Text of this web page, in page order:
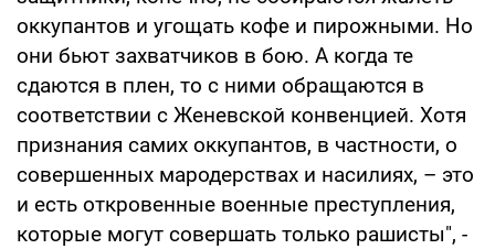
оккупантов и угощать кофе и пирожными. Но
они бьют захватчиков в бою. А когда те
сдаются в плен, то с ними обращаются в
соответствии с Женевской конвенцией. Хотя
признания самих оккупантов, в частности, о
совершенных мародерствах и насилиях, – это
и есть откровенные военные преступления,
которые могут совершать только рашисты", -